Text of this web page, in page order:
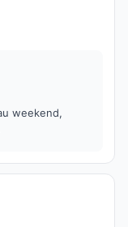
weekend,